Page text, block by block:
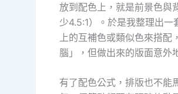
放到配色上，就是前景色與
少4.5:1）。於是我整理出
上的互補色或類似色來搭
腦」，但做出來的版面意外
有了配色公式，排版也不